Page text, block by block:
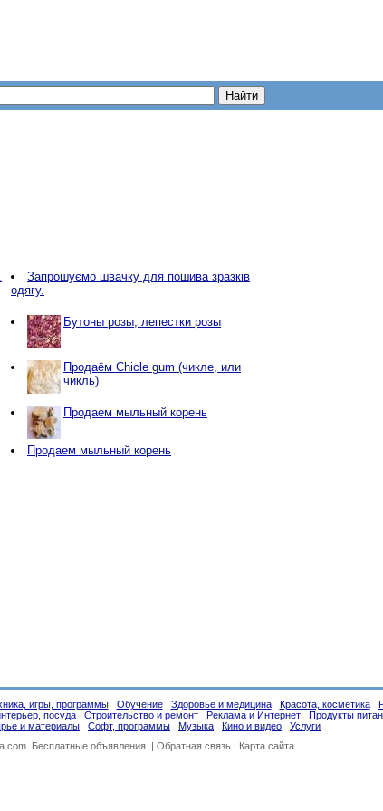
Запрошуємо швачку для пошива зразків
одягу.
Бутоны розы, лепестки розы
Продаём Chicle gum (чикле, или
чикль)
Продаем мыльный корень
Продаем мыльный корень
игры, программы Обучение Здоровье и медицина Красота, косметика
посуда Строительство и ремонт Реклама и Интернет Продукты
и материалы Софт, программы Музыка Кино и видео
Услуги
. Бесплатные объявления. | Обратная связь| Карта сайта